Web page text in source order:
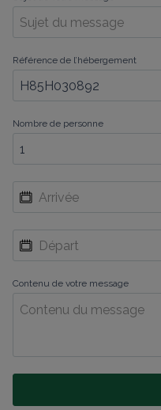
Référence de l’hébergement
Nombre de personne
Contenu de votre message